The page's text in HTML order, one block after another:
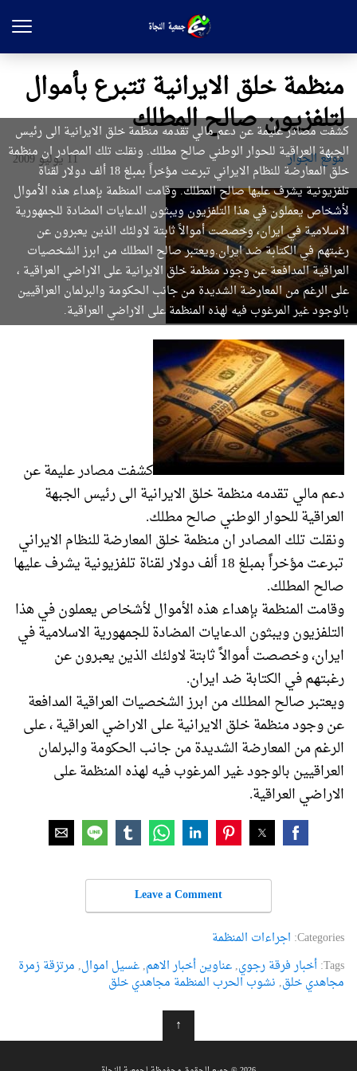
منظمة خلق الايرانية تتبرع بأموال
لتلفزيون صالح المطلك
موقع الجوار 11 يوليو 2009
كشفت مصادر عليمة عن دعم مالي تقدمه منظمة خلق الايرانية الى رئيس
الجبهة العراقية للحوار الوطني صالح مطلك. ونقلت تلك المصادر ان منظمة
خلق المعارضة للنظام الايراني تبرعت مؤخراً بمبلغ 18 ألف دولار لقناة
تلفزيونية يشرف عليها صالح المطلك. وقامت المنظمة بإهداء هذه الأموال
لأشخاص يعملون في هذا التلفزيون ويبثون الدعايات المضادة للجمهورية
الاسلامية في ايران، وخصصت أموالاً ثابتة لاولئك الذين يعبرون عن
رغبتهم في الكتابة ضد ايران.ويعتبر صالح المطلك من ابرز الشخصيات
العراقية المدافعة عن وجود منظمة خلق الايرانية على الاراضي العراقية ،
على الرغم من المعارضة الشديدة من جانب الحكومة والبرلمان العراقيين
بالوجود غير المرغوب فيه لهذه المنظمة على الاراضي العراقية.
كشفت مصادر عليمة عن
دعم مالي تقدمه منظمة خلق الايرانية الى رئيس الجبهة
العراقية للحوار الوطني صالح مطلك.
ونقلت تلك المصادر ان منظمة خلق المعارضة للنظام الايراني
تبرعت مؤخراً بمبلغ 18 ألف دولار لقناة تلفزيونية يشرف عليها
صالح المطلك.
وقامت المنظمة بإهداء هذه الأموال لأشخاص يعملون في هذا
التلفزيون ويبثون الدعايات المضادة للجمهورية الاسلامية في
ايران، وخصصت أموالاً ثابتة لاولئك الذين يعبرون عن
رغبتهم في الكتابة ضد ايران.
ويعتبر صالح المطلك من ابرز الشخصيات العراقية المدافعة
عن وجود منظمة خلق الايرانية على الاراضي العراقية ، على
الرغم من المعارضة الشديدة من جانب الحكومة والبرلمان
العراقيين بالوجود غير المرغوب فيه لهذه المنظمة على
الاراضي العراقية.
Leave a Comment
Categories: اجراءات المنظمة
Tags: أخبار فرقة رجوي,عناوین أخبار الاهم,غسیل اموال,مرتزقة زمرة
مجاهدي خلق,نشوب الحرب المنظمة مجاهدي خلق
↑